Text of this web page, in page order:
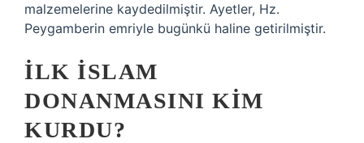
malzemelerine kaydedilmiştir. Ayetler, Hz.
Peygamberin emriyle bugünkü haline getirilmiştir.
İLK İSLAM
DONANMASINI KIM
KURDU?